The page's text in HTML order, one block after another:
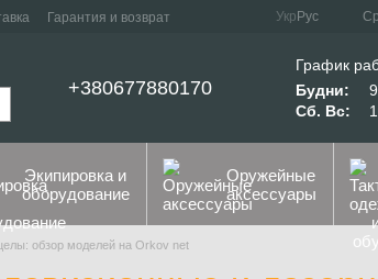
Гарантия и возврат
Укр Рус
+380677880170
График
Будни:
Сб. Вс:
Экипировка и
оборудование
Оружейные
аксессуары
обзор моделей на Orkov net